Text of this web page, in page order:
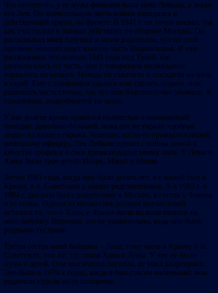
Что интересно, у ее мужа фамилия была тоже Лейкин, а звали
его Лев. Он значительную часть войны находился в
действующей армии, на фронте. В 1941 г. он точно воевал, так
как участвовал в боевых действиях по обороне Москвы. Он
рассказывал моей бабушке и моим родителям, что по этой
причине неплохо знает южную часть Подмосковья. И еще
рассказывал, что осенью 1941 года под Тулой, где
располагалась их часть, они с товарищем неожиданно
нарвались на немцев. Немцы их схватили и посадили на ночь
в сарай. Ему с товарищем удалось или сделать подкоп, или
разломать часть стенки, так что они благополучно убежали. К
сожалению, подробностей не знаю.
У нас долгое время хранился полностью алюминиевый
чемодан, довольно большой, пока его не украли «добрые
люди» из нашего гаража. Чемодан, когда-то принадлежавший
немецкому офицеру, Лев Лейкин привез с войны домой в
качестве трофея и в свое время подарил моему папе. У Левы и
Ханы было трое детей: Игорь, Марат и Миша.
Летом 1981 года, когда мне было десять лет, я с мамой был в
Крыму, в п. Советском у наших родственников. А в 1983 г. и
1984 г. два раза был с родителями в Москве, в гостях у Фаины
и ее семьи. Одним из множества детских впечатлений
осталось то, что и Хана, и Фаина были во всем похожи на
мою бабушку. Впрочем, это не удивительно, ведь они были
родными сестрами.
Третья сестра моей бабушки – Лиза, тоже жила в Крыму, в п.
Советском, там же, где семья Хана и Левы. У нее не было
мужа и детей. Она трагически погибла, ее убил квартирант.
Это было в 1970-х годах, когда я был совсем маленький; мои
родители ездили на ее похороны.